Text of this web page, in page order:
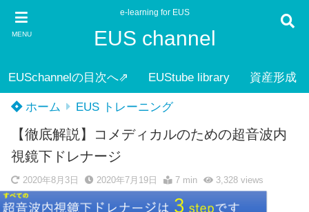
MENU
e-learning for EUS
EUS channel
EUSchannelの目次へ⇗ EUStube library 資産形成
ホーム EUS トレーニング
【徹底解説】コメディカルのための超音波内
視鏡下ドレナージ
2020年8月3日 2020年7月19日 7 min 3,328views